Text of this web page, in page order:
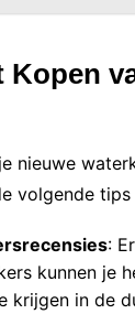
nieuwe
volgende
:
kunnen je
krijgen in de